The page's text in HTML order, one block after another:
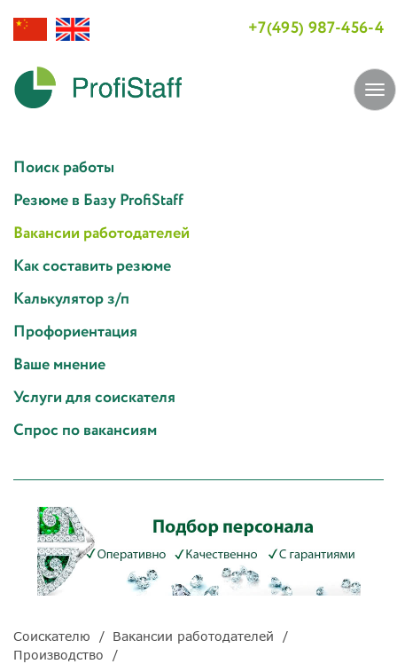
+7(495) 987-456-4
Поиск работы
Резюме в Базу ProfiStaff
Вакансии работодателей
Как составить резюме
Калькулятор з/п
Профориентация
Ваше мнение
Услуги для соискателя
Спрос по вакансиям
Соискателю
Вакансии работодателей
Производство